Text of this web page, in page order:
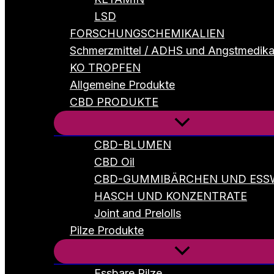
LSD
FORSCHUNGSCHEMIKALIEN
Schmerzmittel / ADHS und
KO TROPFEN
Allgemeine Produkte
CBD PRODUKTE
CBD-BLUMEN
CBD Oil
CBD-GUMMIBÄRCHEN UND
HASCH UND KONZENTRATE
Joint and Prelolls
Pilze Produkte